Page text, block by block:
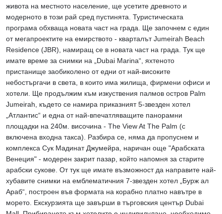
живота на местното население, ще усетите древното и
модерното в този рай сред пустинята. Туристическата
програма обхваща новата част на града. Ще започнем с един
от мегапроектите на емирството - кварталът Jumeirah Beach
Residence (JBR), намиращ се в новата част на града. Тук ще
имате време за снимки на „Dubai Marina“, яхтеното
пристанище заобиколено от едни от най-високите
небостъргачи в света, в които има жилища, фирмени офиси и
хотели. Ще продължим към изкуствения палмов остров Palm
Jumeirah, където се намира приказният 5-звезден хотел
„Атлантис“ и една от най-впечатляващите панорамни
площадки на 240м. височина - The View At The Palm (с
включена входна такса). Разбира се, няма да пропуснем и
комплекса Сук Мадинат Джумейра, наричан още "Арабската
Венеция" - модерен закрит пазар, който напомня за старите
арабски сукове. От тук ще имате възможност да направите най-
хубавите снимки на емблематичния 7-звезден хотел „Бурж ал
Араб“, построен във формата на корабно платно навътре в
морето. Екскурзията ще завърши в търговския център Dubai